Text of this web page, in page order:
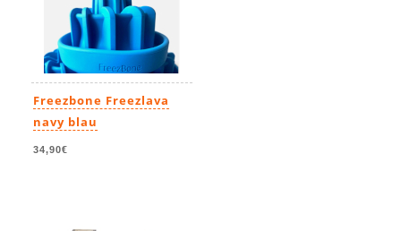
Freezbone Freezlava
navy blau
34,90€